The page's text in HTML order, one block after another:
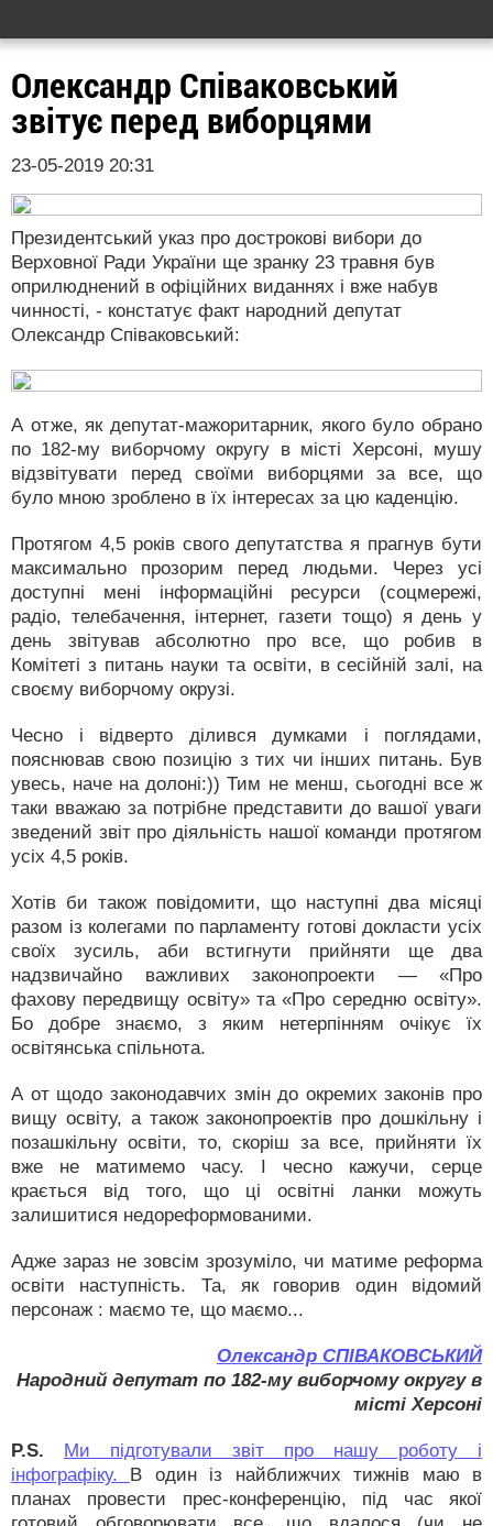
Олександр Співаковський
звітує перед виборцями
23-05-2019 20:31
Президентський указ про дострокові вибори до
Верховної Ради України ще зранку 23 травня був
оприлюднений в офіційних виданнях і вже набув
чинності, - констатує факт народний депутат
Олександр Співаковський:
А отже, як депутат-мажоритарник, якого було обрано
по 182-му виборчому округу в місті Херсоні, мушу
відзвітувати перед своїми виборцями за все, що
було мною зроблено в їх інтересах за цю каденцію.
Протягом 4,5 років свого депутатства я прагнув бути
максимально прозорим перед людьми. Через усі
доступні мені інформаційні ресурси (соцмережі,
радіо, телебачення, інтернет, газети тощо) я день у
день звітував абсолютно про все, що робив в
Комітеті з питань науки та освіти, в сесійній залі, на
своєму виборчому окрузі.
Чесно і відверто ділився думками і поглядами,
пояснював свою позицію з тих чи інших питань. Був
увесь, наче на долоні:)) Тим не менш, сьогодні все ж
таки вважаю за потрібне представити до вашої уваги
зведений звіт про діяльність нашої команди протягом
усіх 4,5 років.
Хотів би також повідомити, що наступні два місяці
разом із колегами по парламенту готові докласти усіх
своїх зусиль, аби встигнути прийняти ще два
надзвичайно важливих законопроекти — «Про
фахову передвищу освіту» та «Про середню освіту».
Бо добре знаємо, з яким нетерпінням очікує їх
освітянська спільнота.
А от щодо законодавчих змін до окремих законів про
вищу освіту, а також законопроектів про дошкільну і
позашкільну освіти, то, скоріш за все, прийняти їх
вже не матимемо часу. І чесно кажучи, серце
крається від того, що ці освітні ланки можуть
залишитися недореформованими.
Адже зараз не зовсім зрозуміло, чи матиме реформа
освіти наступність. Та, як говорив один відомий
персонаж : маємо те, що маємо...
Олександр СПІВАКОВСЬКИЙ
Народний депутат по 182-му виборчому округу в
місті Херсоні
P.S.
Ми підготували звіт про нашу роботу і
інфографіку. В один із найближчих тижнів маю в
планах провести прес-конференцію, під час якої